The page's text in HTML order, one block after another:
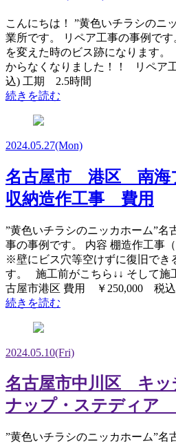
こんにちは！ ”黄色いチラシのニ
業所です。 リペア工事の事例で
を変えた時のビス跡になります
からなくなりました！！ リペア
込) 工期 2.5時間
続きを読む
2024.05.27(Mon)
名古屋市 港区 南海
収納造作工事 費用
”黄色いチラシのニッカホーム”名
事の事例です。 内容 棚造作工事
※壁にビス穴等空けずに復旧でき
す。 施工前がこちら↓↓ そして
古屋市港区 費用 ￥250,000 税
続きを読む
2024.05.10(Fri)
名古屋市中川区 キ
ナップ・ステディア
”黄色いチラシのニッカホーム”名